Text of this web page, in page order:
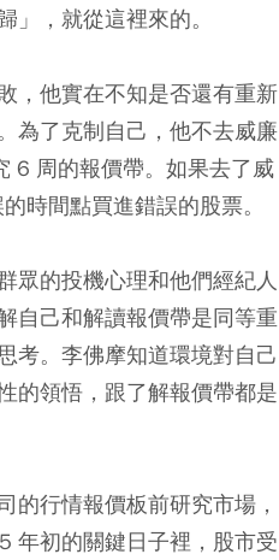
，就從這裡來的。
，他實在不知是否還有重新
為了克制自己，他不去威廉
6 周的報價帶。如果去了威
時間點買進錯誤的股票。
眾的投機心理和他們經紀人
自己和解讀報價帶是同等重
考。李佛摩知道環境對自己
的領悟，跟了解報價帶都是
的行情報價板前研究市場，
年初的關鍵日子裡，股市受